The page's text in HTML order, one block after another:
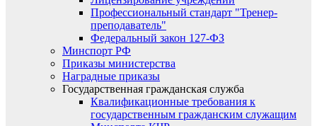
Профессиональный стандарт "Тренер-
преподаватель"
Федеральный закон 127-ФЗ
Минспорт РФ
Приказы министерства
Наградные приказы
Государственная гражданская служба
Квалификационные требования к
государственным гражданским служащим